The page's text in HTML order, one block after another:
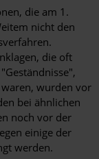
die am 1.
nicht den
die oft
wurden vor
bei ähnlichen
noch vor der
einige der
werden.